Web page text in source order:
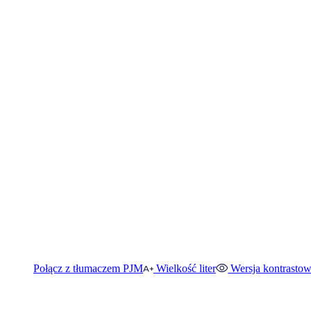
Połącz z tłumaczem PJM Wielkość liter Wersja